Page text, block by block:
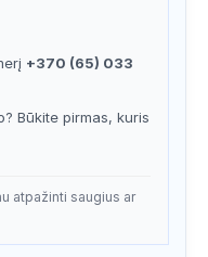
+370 (65) 033
Būkite pirmas, kuris
atpažinti saugius ar